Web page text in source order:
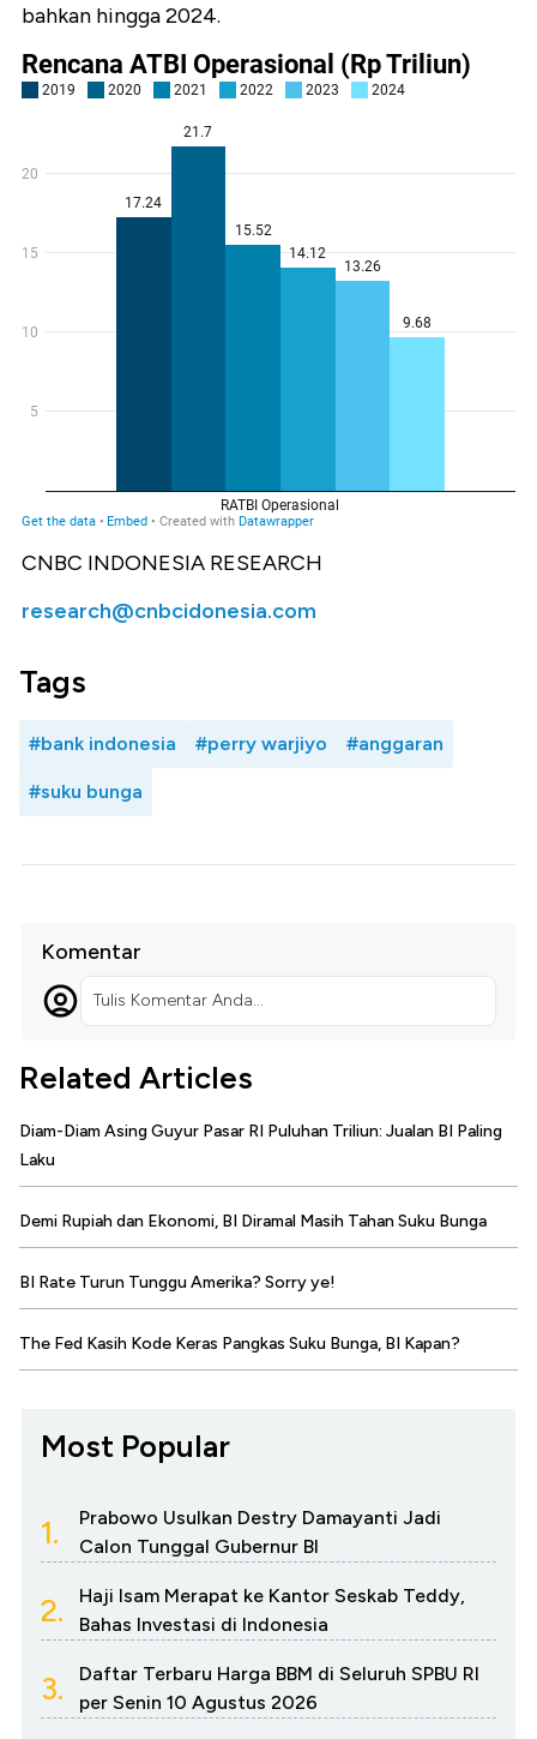
bahkan hingga 2024.
CNBC INDONESIA RESEARCH
research@cnbcidonesia.com
Tags
#bank indonesia #perry warjiyo #anggaran
#suku bunga
Komentar
Tulis Komentar Anda...
Related Articles
Diam-Diam Asing Guyur Pasar RI Puluhan Triliun: Jualan BI Paling
Laku
Demi Rupiah dan Ekonomi, BI Diramal Masih Tahan Suku Bunga
BI Rate Turun Tunggu Amerika? Sorry ye!
The Fed Kasih Kode Keras Pangkas Suku Bunga, BI Kapan?
Most Popular
1.
Prabowo Usulkan Destry Damayanti Jadi
Calon Tunggal Gubernur BI
2.
Haji Isam Merapat ke Kantor Seskab Teddy,
Bahas Investasi di Indonesia
3.
Daftar Terbaru Harga BBM di Seluruh SPBU RI
per Senin 10 Agustus 2026